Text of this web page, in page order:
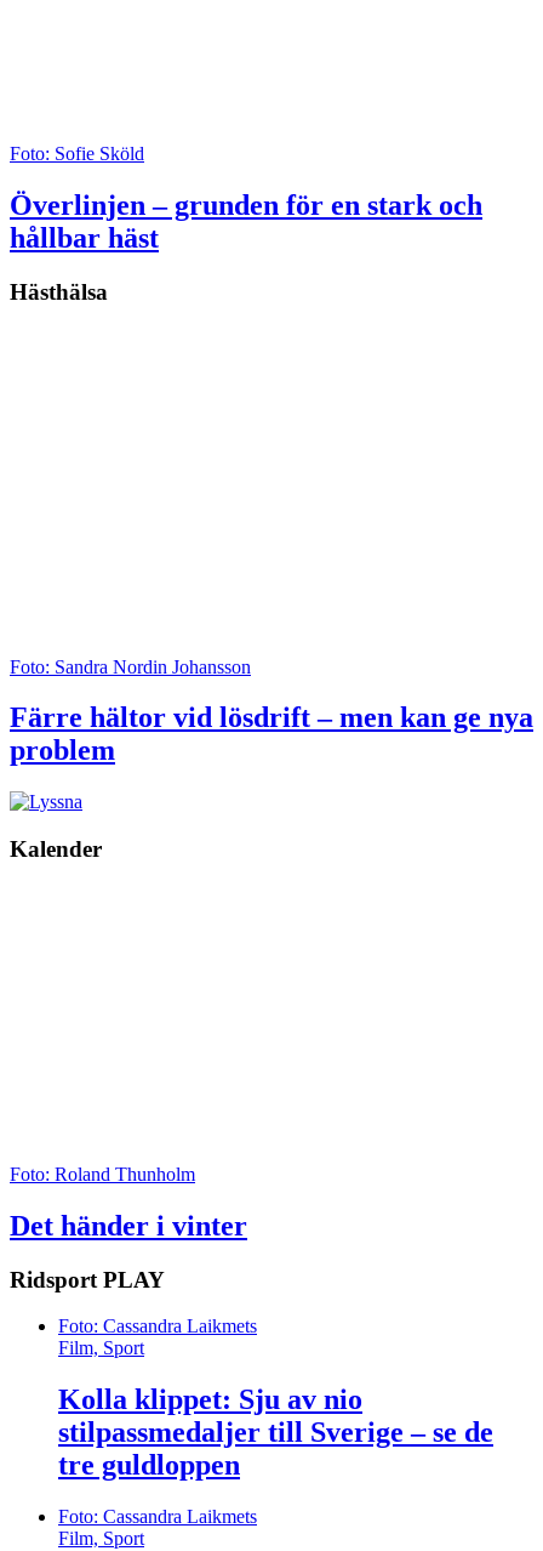
Foto: Sofie Sköld
Överlinjen – grunden för en stark och
hållbar häst
Hästhälsa
Foto: Sandra Nordin Johansson
Färre hältor vid lösdrift – men kan ge nya
problem
Kalender
Foto: Roland Thunholm
Det händer i vinter
Ridsport PLAY
Foto: Cassandra Laikmets
Film, Sport
Kolla klippet: Sju av nio
stilpassmedaljer till Sverige – se de
tre guldloppen
Foto: Cassandra Laikmets
Film, Sport